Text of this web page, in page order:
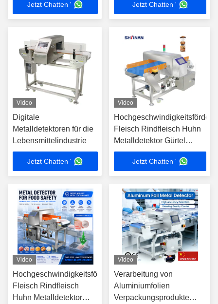
Metallverunreinigungen
in Ihren Produkten
Jetzt Chatten ' Jetzt Chatten '
Video
Digitale
Metalldetektoren für die
Lebensmittelindustrie
Jetzt Chatten '
Video
Fleisch Rindfleisch Huhn
Metalldetektor Gürtel
Industrie
Lebensmittelverarbeitung
Fabrik
Lebensmittelproduktion
Jetzt Chatten '
Video
Hochgeschwindigkeitsförderer
Fleisch Rindfleisch
Huhn Metalldetektor
Video
Verarbeitung von
Aluminiumfolien
Verpackungsprodukte